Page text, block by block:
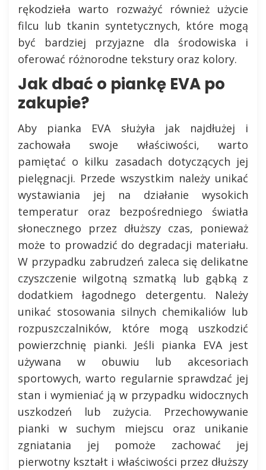
rękodzieła warto rozważyć również użycie
filcu lub tkanin syntetycznych, które mogą
być bardziej przyjazne dla środowiska i
oferować różnorodne tekstury oraz kolory.
Jak dbać o piankę EVA po
zakupie?
Aby pianka EVA służyła jak najdłużej i
zachowała swoje właściwości, warto
pamiętać o kilku zasadach dotyczących jej
pielęgnacji. Przede wszystkim należy unikać
wystawiania jej na działanie wysokich
temperatur oraz bezpośredniego światła
słonecznego przez dłuższy czas, ponieważ
może to prowadzić do degradacji materiału.
W przypadku zabrudzeń zaleca się delikatne
czyszczenie wilgotną szmatką lub gąbką z
dodatkiem łagodnego detergentu. Należy
unikać stosowania silnych chemikaliów lub
rozpuszczalników, które mogą uszkodzić
powierzchnię pianki. Jeśli pianka EVA jest
używana w obuwiu lub akcesoriach
sportowych, warto regularnie sprawdzać jej
stan i wymieniać ją w przypadku widocznych
uszkodzeń lub zużycia. Przechowywanie
pianki w suchym miejscu oraz unikanie
zgniatania jej pomoże zachować jej
pierwotny kształt i właściwości przez dłuższy